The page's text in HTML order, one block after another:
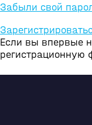
Забыли свой
Если вы впервые
регистрационную